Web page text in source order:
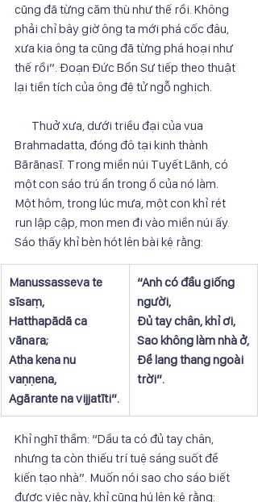
cũng đã từng căm thù như thế rồi. Không
phải chỉ bây giờ ông ta mới phá cốc đâu,
xưa kia ông ta cũng đã từng phá hoại như
thế rồi”. Đoạn Đức Bổn Sư tiếp theo thuật
lại tiền tích của ông đệ tử ngỗ nghịch.
Brahmadatta, đóng đô tại kinh thành
Bārāṇasī. Trong miền núi Tuyết Lãnh, có
một con sáo trú ẩn trong ổ của nó làm.
Một hôm, trong lúc mưa, một con khỉ rét
run lập cập, mon men đi vào miền núi ấy.
Sáo thấy khỉ bèn hót lên bài kệ rằng:
​Manussasseva te
sīsaṃ,
Hatthapādā ca
vānara;
Atha kena nu
vaṇṇena,
Agārante na vijjatīti”.
“Anh có đầu giống
người,
Đủ tay chân, khỉ ơi,
Sao không làm nhà ở,
Để lang thang ngoài
trời”.
Khỉ nghĩ thầm: “Dầu ta có đủ tay chân,
nhưng ta còn thiếu trí tuệ sáng suốt để
kiến tạo nhà”. Muốn nói sao cho sáo biết
được việc này, khỉ cũng hú lên kệ rằng: